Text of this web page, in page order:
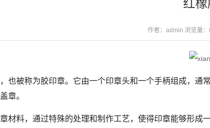
红
作者：admin 浏览量
也被称为胶印章。它由一个印章头和一个手柄组成，
章。
料，通过特殊的处理和制作工艺，使得印章能够形成